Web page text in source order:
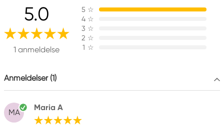
[MBIT]. Kan gi en allergisk reaksjon.
Advarsel! Farlige respirable dråper kan dannes
ved sprøyting. Sprøytetåke må ikke innåndes.
Winsor & Newton
Colart Sweden AB
61930 Trosa, Sweden
info@colart.se
5.0
1 anmeldelse
5 ☆
4 ☆
3 ☆
2 ☆
1 ☆
Anmeldelser (1)
MA
Maria A